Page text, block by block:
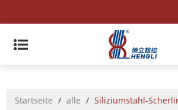
Startseite / alle / Siliziumstahl-